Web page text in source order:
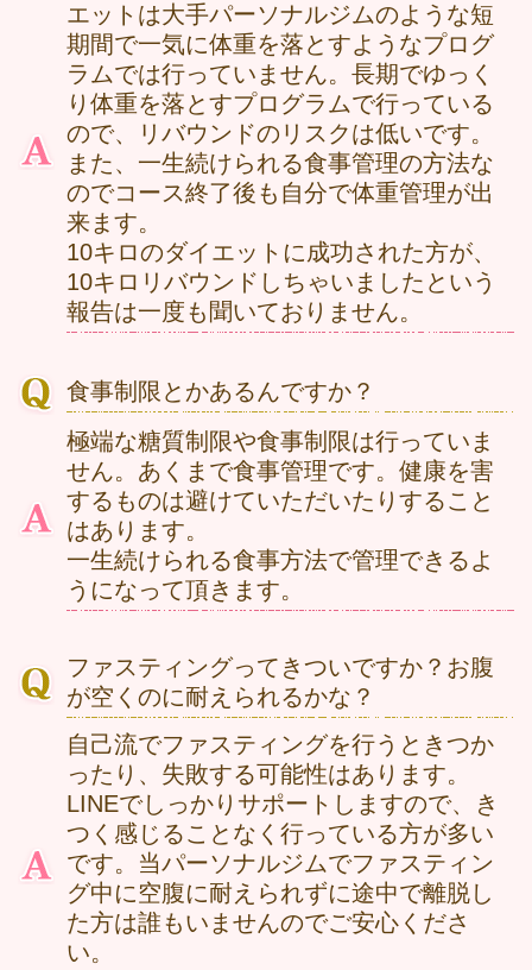
エットは大手パーソナルジムのような短
期間で一気に体重を落とすようなプログ
ラムでは行っていません。長期でゆっく
り体重を落とすプログラムで行っている
ので、リバウンドのリスクは低いです。
また、一生続けられる食事管理の方法な
のでコース終了後も自分で体重管理が出
来ます。
10キロのダイエットに成功された方が、
10キロリバウンドしちゃいましたという
報告は一度も聞いておりません。
食事制限とかあるんですか？
極端な糖質制限や食事制限は行っていま
せん。あくまで食事管理です。健康を害
するものは避けていただいたりすること
はあります。
一生続けられる食事方法で管理できるよ
うになって頂きます。
ファスティングってきついですか？お腹
が空くのに耐えられるかな？
自己流でファスティングを行うときつか
ったり、失敗する可能性はあります。
LINEでしっかりサポートしますので、き
つく感じることなく行っている方が多い
です。当パーソナルジムでファスティン
グ中に空腹に耐えられずに途中で離脱し
た方は誰もいませんのでご安心くださ
い。